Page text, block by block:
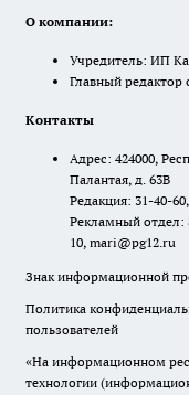
О компании:
Учредитель: ИП
Главный
Контакты
Адрес: 424000,
Палантая, д. 63В
Редакция: 31-40-
Рекламный отдел:
10, mari@pg12.ru
Знак информационной
Политика
пользователей
«На информационном
технологии